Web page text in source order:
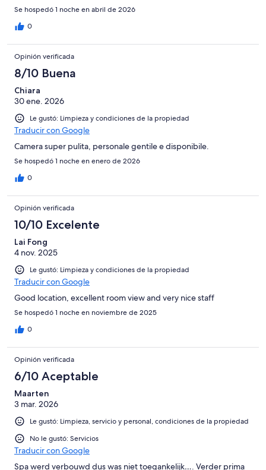
Se hospedó 1 noche en abril de 2026
0
Opinión verificada
8/10 Buena
Chiara
30 ene. 2026
Le gustó: Limpieza y condiciones de la propiedad
Traducir con Google
Camera super pulita, personale gentile e disponibile.
Se hospedó 1 noche en enero de 2026
0
Opinión verificada
10/10 Excelente
Lai Fong
4 nov. 2025
Le gustó: Limpieza y condiciones de la propiedad
Traducir con Google
Good location, excellent room view and very nice staff
Se hospedó 1 noche en noviembre de 2025
0
Opinión verificada
6/10 Aceptable
Maarten
3 mar. 2026
Le gustó: Limpieza, servicio y personal, condiciones de la propiedad
No le gustó: Servicios
Traducir con Google
Spa werd verbouwd dus was niet toegankelijk…. Verder prima